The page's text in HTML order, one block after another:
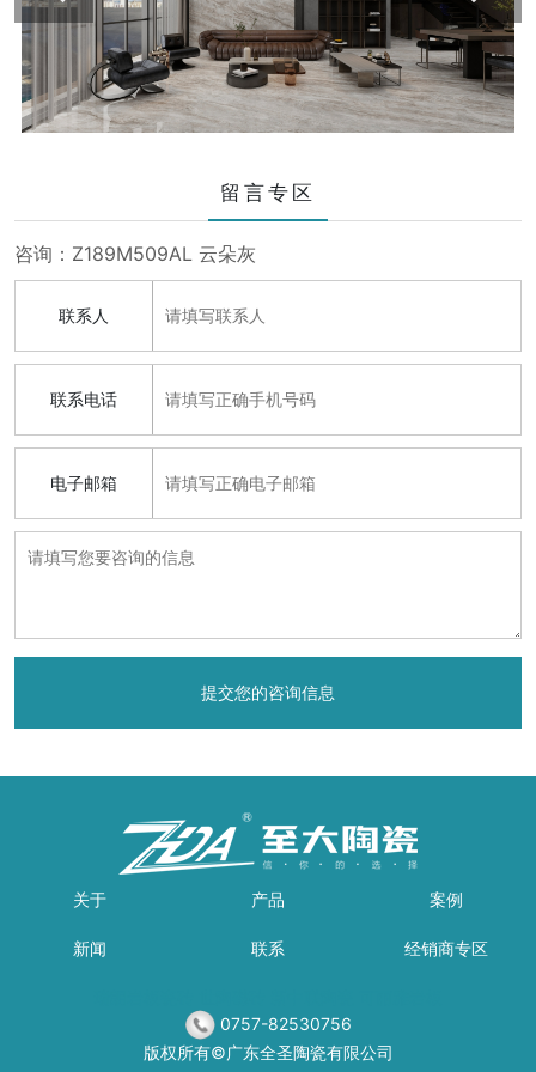
留言专区
咨询：Z189M509AL 云朵灰
联系人
联系电话
电子邮箱
关于 产品 案例
新闻 联系 经销商专区
0757-82530756
版权所有©广东全圣陶瓷有限公司